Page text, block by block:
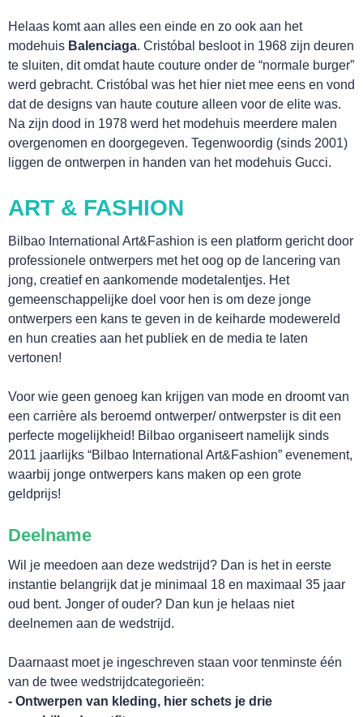
BELEEF!
Helaas komt aan alles een einde en zo ook aan het
modehuis Balenciaga. Cristóbal besloot in 1968 zijn deuren
te sluiten, dit omdat haute couture onder de “normale burger”
werd gebracht. Cristóbal was het hier niet mee eens en vond
dat de designs van haute couture alleen voor de elite was.
Na zijn dood in 1978 werd het modehuis meerdere malen
overgenomen en doorgegeven. Tegenwoordig (sinds 2001)
liggen de ontwerpen in handen van het modehuis Gucci.
ART & FASHION
Bilbao International Art&Fashion is een platform gericht door
professionele ontwerpers met het oog op de lancering van
jong, creatief en aankomende modetalentjes. Het
gemeenschappelijke doel voor hen is om deze jonge
ontwerpers een kans te geven in de keiharde modewereld
en hun creaties aan het publiek en de media te laten
vertonen!
Voor wie geen genoeg kan krijgen van mode en droomt van
een carrière als beroemd ontwerper/ ontwerpster is dit een
perfecte mogelijkheid! Bilbao organiseert namelijk sinds
2011 jaarlijks “Bilbao International Art&Fashion” evenement,
waarbij jonge ontwerpers kans maken op een grote
geldprijs!
Deelname
Wil je meedoen aan deze wedstrijd? Dan is het in eerste
instantie belangrijk dat je minimaal 18 en maximaal 35 jaar
oud bent. Jonger of ouder? Dan kun je helaas niet
deelnemen aan de wedstrijd.
Daarnaast moet je ingeschreven staan voor tenminste één
van de twee wedstrijdcategorieën:
- Ontwerpen van kleding, hier schets je drie